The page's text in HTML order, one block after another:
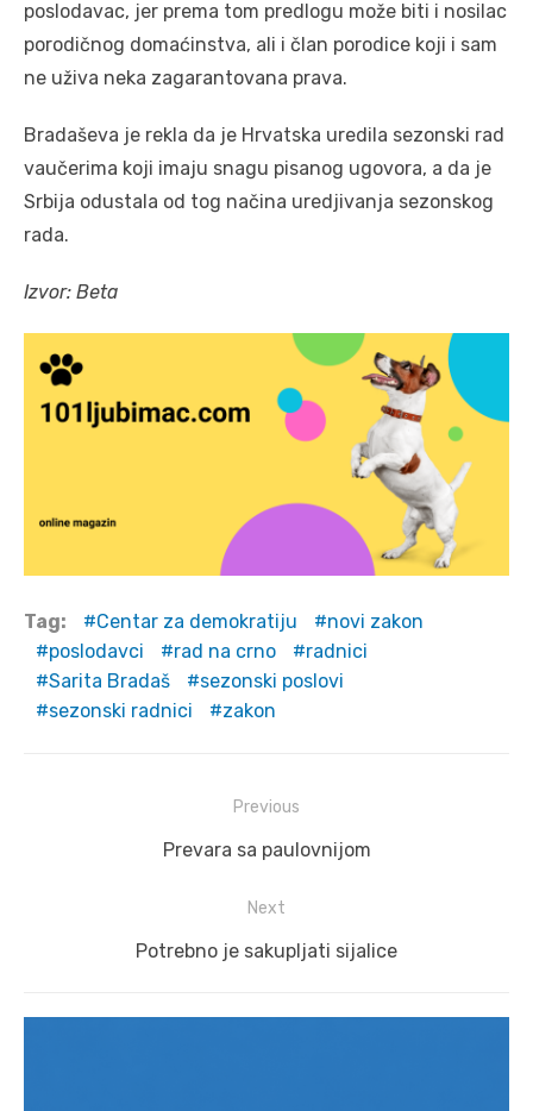
poslodavac, jer prema tom predlogu može biti i nosilac
porodičnog domaćinstva, ali i član porodice koji i sam
ne uživa neka zagarantovana prava.
Bradaševa je rekla da je Hrvatska uredila sezonski rad
vaučerima koji imaju snagu pisanog ugovora, a da je
Srbija odustala od tog načina uredjivanja sezonskog
rada.
Izvor: Beta
Tag: Centar za demokratiju
novi zakon
poslodavci
rad na crno
radnici
Sarita Bradaš
sezonski poslovi
sezonski radnici
zakon
Previous
Previous
Prevara sa paulovnijom
Next
Next
Potrebno je sakupljati sijalice